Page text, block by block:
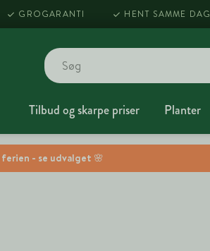
- se udvalget 🌸
GROGARANTI HENT SAMME DAG
Tilbud og skarpe priser Planter